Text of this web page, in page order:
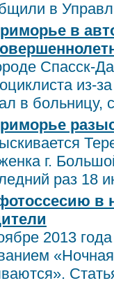
в
в
Спасск-
из-
в больницу,
г.
раз 18
в
2013